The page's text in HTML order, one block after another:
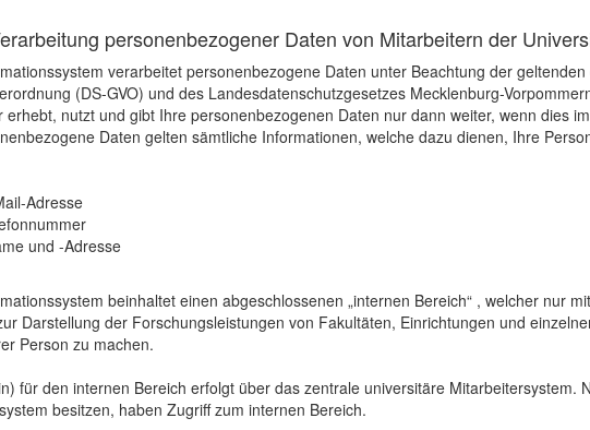
personenbezogener Daten von Mitarbeitern der
verarbeitet personenbezogene Daten unter Beachtung der
(DS-GVO) und des Landesdatenschutzgesetzes Mecklenburg-
erhebt, nutzt und gibt Ihre personenbezogenen Daten nur dann weiter, wenn dies
Daten gelten sämtliche Informationen, welche dazu dienen, Ihre
Adresse
und -Adresse
beinhaltet einen abgeschlossenen „internen Bereich“ , welcher nur
Darstellung der Forschungsleistungen von Fakultäten, Einrichtungen und
Person zu machen.
für den internen Bereich erfolgt über das zentrale universitäre
besitzen, haben Zugriff zum internen Bereich.